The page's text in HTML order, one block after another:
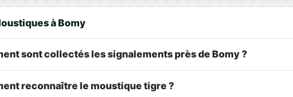
à Bomy
sont collectés les signalements près de Bomy ?
reconnaître le moustique tigre ?